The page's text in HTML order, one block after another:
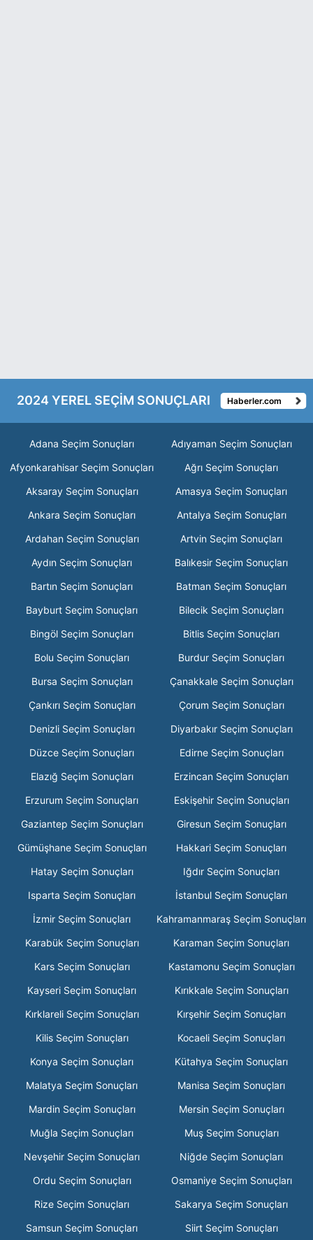
2024 YEREL SEÇİM SONUÇLARI Haberler.com
Adana Seçim Sonuçları
Adıyaman Seçim Sonuçları
Afyonkarahisar Seçim Sonuçları
Ağrı Seçim Sonuçları
Aksaray Seçim Sonuçları
Amasya Seçim Sonuçları
Ankara Seçim Sonuçları
Antalya Seçim Sonuçları
Ardahan Seçim Sonuçları
Artvin Seçim Sonuçları
Aydın Seçim Sonuçları
Balıkesir Seçim Sonuçları
Bartın Seçim Sonuçları
Batman Seçim Sonuçları
Bayburt Seçim Sonuçları
Bilecik Seçim Sonuçları
Bingöl Seçim Sonuçları
Bitlis Seçim Sonuçları
Bolu Seçim Sonuçları
Burdur Seçim Sonuçları
Bursa Seçim Sonuçları
Çanakkale Seçim Sonuçları
Çankırı Seçim Sonuçları
Çorum Seçim Sonuçları
Denizli Seçim Sonuçları
Diyarbakır Seçim Sonuçları
Düzce Seçim Sonuçları
Edirne Seçim Sonuçları
Elazığ Seçim Sonuçları
Erzincan Seçim Sonuçları
Erzurum Seçim Sonuçları
Eskişehir Seçim Sonuçları
Gaziantep Seçim Sonuçları
Giresun Seçim Sonuçları
Gümüşhane Seçim Sonuçları
Hakkari Seçim Sonuçları
Hatay Seçim Sonuçları
Iğdır Seçim Sonuçları
Isparta Seçim Sonuçları
İstanbul Seçim Sonuçları
İzmir Seçim Sonuçları
Kahramanmaraş Seçim Sonuçları
Karabük Seçim Sonuçları
Karaman Seçim Sonuçları
Kars Seçim Sonuçları
Kastamonu Seçim Sonuçları
Kayseri Seçim Sonuçları
Kırıkkale Seçim Sonuçları
Kırklareli Seçim Sonuçları
Kırşehir Seçim Sonuçları
Kilis Seçim Sonuçları
Kocaeli Seçim Sonuçları
Konya Seçim Sonuçları
Kütahya Seçim Sonuçları
Malatya Seçim Sonuçları
Manisa Seçim Sonuçları
Mardin Seçim Sonuçları
Mersin Seçim Sonuçları
Muğla Seçim Sonuçları
Muş Seçim Sonuçları
Nevşehir Seçim Sonuçları
Niğde Seçim Sonuçları
Ordu Seçim Sonuçları
Osmaniye Seçim Sonuçları
Rize Seçim Sonuçları
Sakarya Seçim Sonuçları
Samsun Seçim Sonuçları
Siirt Seçim Sonuçları